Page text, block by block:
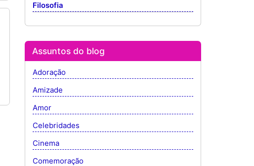
Filosofia
Assuntos do blog
Adoração
Amizade
Amor
Celebridades
Cinema
Comemoração